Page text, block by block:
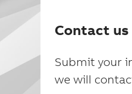
Contact us
Submit your
we will